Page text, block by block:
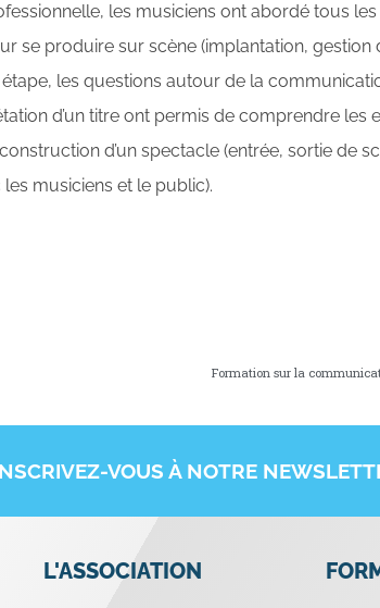
les musiciens ont abordé tous
se produire sur scène (implantation, gestion
étape, les questions autour de la
d’un titre ont permis de comprendre les
d’un spectacle (entrée, sortie de
musiciens et le public).
Formation sur la
VOUS À NOTRE
L'ASSOCIATION